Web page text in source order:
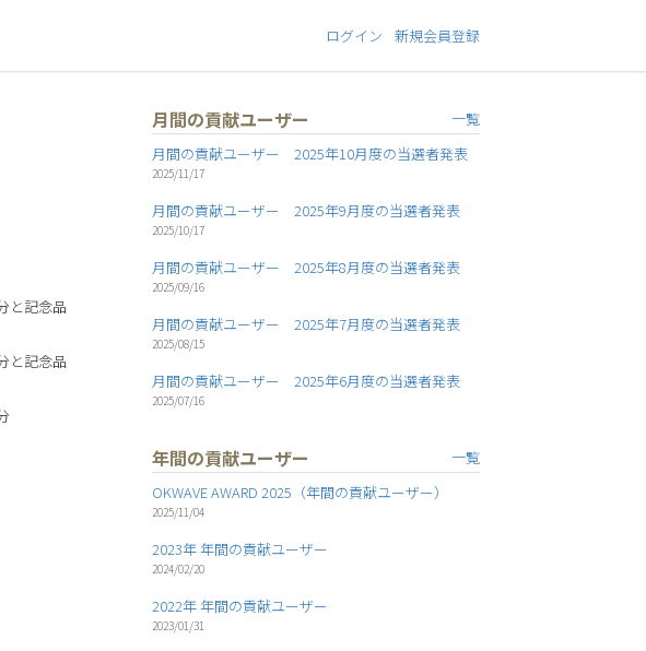
ログイン 新規会員登録
と記念品
と記念品
月間の貢献ユーザー
一覧
月間の貢献ユーザー 2025年10月度の当選者発表
2025/11/17
月間の貢献ユーザー 2025年9月度の当選者発表
2025/10/17
月間の貢献ユーザー 2025年8月度の当選者発表
2025/09/16
月間の貢献ユーザー 2025年7月度の当選者発表
2025/08/15
月間の貢献ユーザー 2025年6月度の当選者発表
2025/07/16
年間の貢献ユーザー
一覧
OKWAVE AWARD 2025（年間の貢献ユーザー）
2025/11/04
2023年 年間の貢献ユーザー
2024/02/20
2022年 年間の貢献ユーザー
2023/01/31